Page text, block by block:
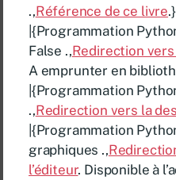
.,Référence de ce livre
|{Programmation
False .,Redirection
A emprunter en
|{Programmation
.,Redirection vers la
|{Programmation
graphiques .,
l’éditeur. Disponible à